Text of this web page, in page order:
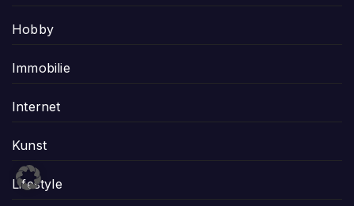
Hobby
Immobilie
Internet
Kunst
Lifestyle